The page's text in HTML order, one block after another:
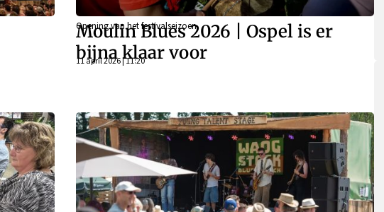
Opening van het festivalseizoen
Moulin Blues 2026 | Ospel is er
bijna klaar voor
11 april 2026 | 11:20